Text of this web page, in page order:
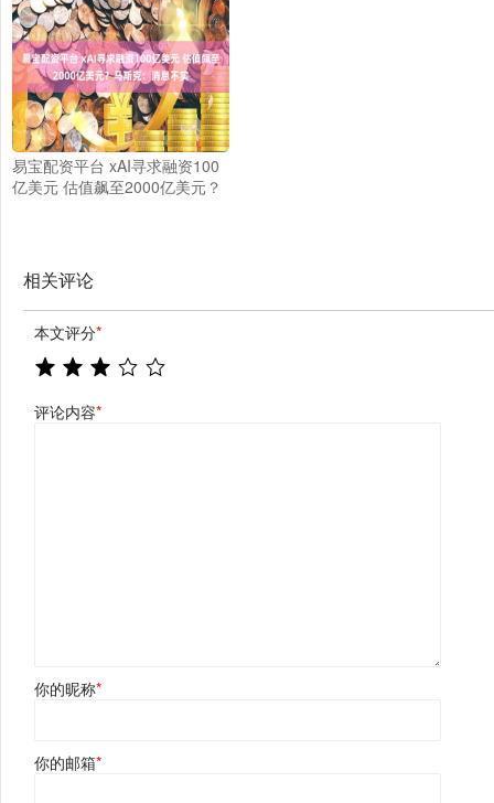
易宝配资平台 xAI寻求融资100
亿美元 估值飙至2000亿美元？
相关评论
本文评分*
评论内容*
你的昵称*
你的邮箱*